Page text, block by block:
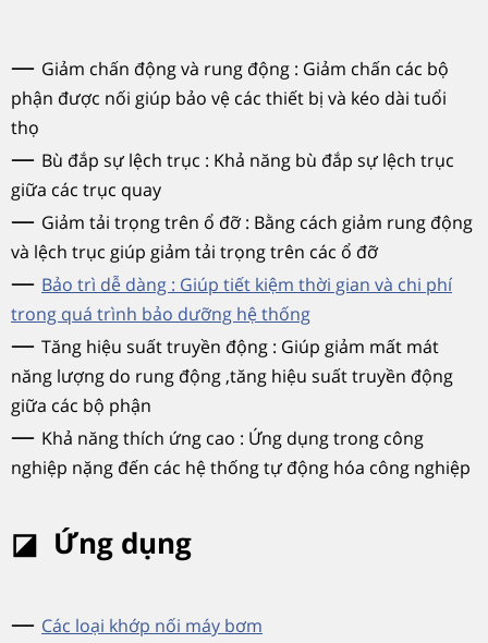
— Giảm chấn động và rung động : Giảm chấn các bộ
phận được nối giúp bảo vệ các thiết bị và kéo dài tuổi
thọ
— Bù đắp sự lệch trục : Khả năng bù đắp sự lệch trục
giữa các trục quay
— Giảm tải trọng trên ổ đỡ : Bằng cách giảm rung động
và lệch trục giúp giảm tải trọng trên các ổ đỡ
— Bảo trì dễ dàng : Giúp tiết kiệm thời gian và chi phí
trong quá trình bảo dưỡng hệ thống
— Tăng hiệu suất truyền động : Giúp giảm mất mát
năng lượng do rung động ,tăng hiệu suất truyền động
giữa các bộ phận
— Khả năng thích ứng cao : Ứng dụng trong công
nghiệp nặng đến các hệ thống tự động hóa công nghiệp
◪ Ứng dụng
— Các loại khớp nối máy bơm